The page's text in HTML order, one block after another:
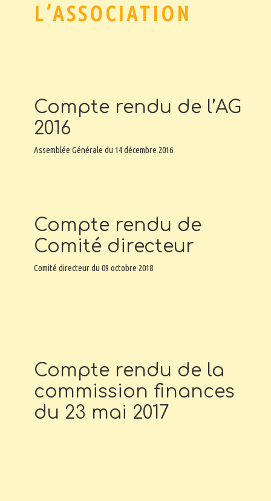
L’ASSOCIATION
Compte rendu de l’AG
2016
Assemblée Générale du 14 décembre 2016
Compte rendu de
Comité directeur
Comité directeur du 09 octobre 2018
Compte rendu de la
commission finances
du 23 mai 2017